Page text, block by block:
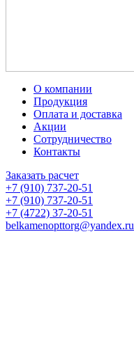
О компании
Продукция
Оплата и доставка
Акции
Сотрудничество
Контакты
Заказать расчет
+7 (910) 737-20-51
+7 (910) 737-20-51
+7 (4722) 37-20-51
belkamenopttorg@yandex.ru